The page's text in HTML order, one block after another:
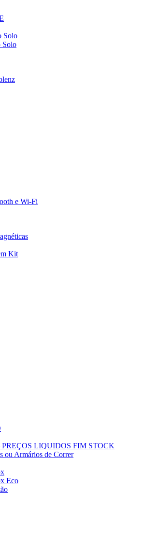
Solo
Solo
e Wi-Fi
Kit
PREÇOS LIQUIDOS FIM STOCK
ou Armários de Correr
Eco